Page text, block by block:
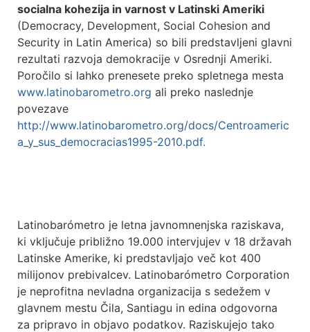
socialna kohezija in varnost v Latinski Ameriki
(Democracy, Development, Social Cohesion and
Security in Latin America) so bili predstavljeni glavni
rezultati razvoja demokracije v Osrednji Ameriki.
Poročilo si lahko prenesete preko spletnega mesta
www.latinobarometro.org ali preko naslednje
povezave
http://www.latinobarometro.org/docs/Centroameric
a_y_sus_democracias1995-2010.pdf.
Latinobarómetro je letna javnomnenjska raziskava,
ki vključuje približno 19.000 intervjujev v 18 državah
Latinske Amerike, ki predstavljajo več kot 400
milijonov prebivalcev. Latinobarómetro Corporation
je neprofitna nevladna organizacija s sedežem v
glavnem mestu Čila, Santiagu in edina odgovorna
za pripravo in objavo podatkov. Raziskujejo tako